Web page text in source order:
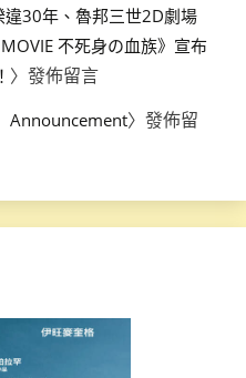
30年、魯邦三世2D劇場
不死身の血族》宣布
〉發佈留言
Announcement〉發佈留